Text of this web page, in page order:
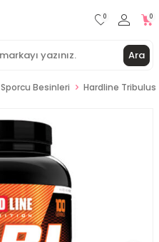
Ara
0 0
Sporcu Besinleri Hardline Tribulus